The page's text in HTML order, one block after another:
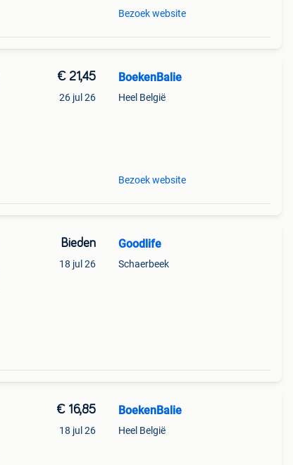
Bezoek website
€ 21,45
26 jul 26
BoekenBalie
Heel België
Bezoek website
Bieden
18 jul 26
Goodlife
Schaerbeek
€ 16,85
18 jul 26
BoekenBalie
Heel België